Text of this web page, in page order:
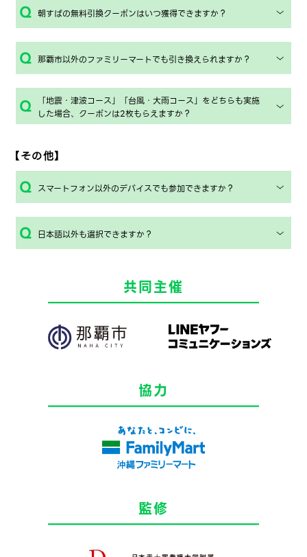
朝すばの無料引換クーポンはいつ獲得できますか？
那覇市以外のファミリーマートでも引き換えられますか？
「地震・津波コース」「台風・大雨コース」をどちらも実施
した場合、クーポンは2枚もらえますか？
【その他】
スマートフォン以外のデバイスでも参加できますか？
日本語以外も選択できますか？
共同主催
協力
監修